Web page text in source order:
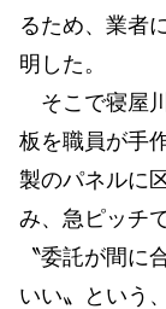
るため、業者
明した。
そこで寝屋
板を職員が手
製のパネルに
み、急ピッチ
〝委託が間に
いい〟という